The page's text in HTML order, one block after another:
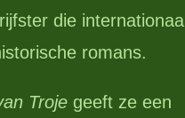
die internationaal
romans.
Troje geeft ze een